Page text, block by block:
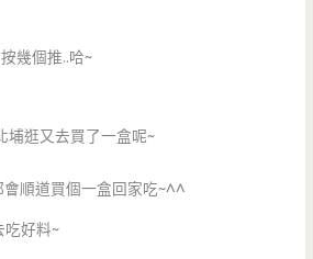
幾個推..哈~
埔逛又去買了一盒呢~
會順道買個一盒回家吃~^^
吃好料~